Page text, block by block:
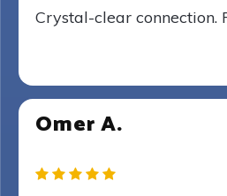
Crystal-clear connection.
Omer A.